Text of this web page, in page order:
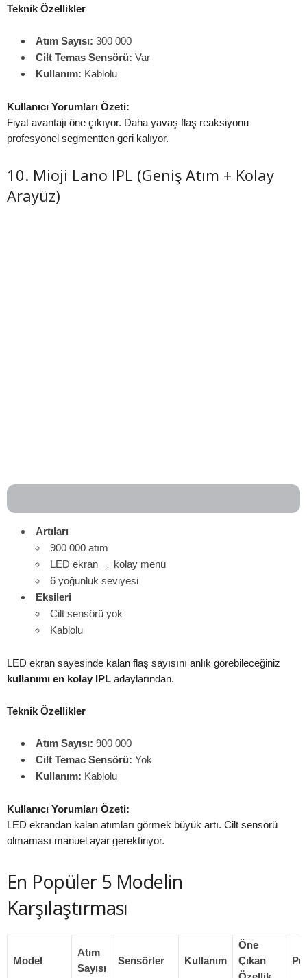
Teknik Özellikler
Atım Sayısı: 300 000
Cilt Temas Sensörü: Var
Kullanım: Kablolu
Kullanıcı Yorumları Özeti:
Fiyat avantajı öne çıkıyor. Daha yavaş flaş reaksiyonu
profesyonel segmentten geri kalıyor.
10. Mioji Lano IPL (Geniş Atım + Kolay
Arayüz)
Artıları
900 000 atım
LED ekran → kolay menü
6 yoğunluk seviyesi
Eksileri
Cilt sensörü yok
Kablolu
LED ekran sayesinde kalan flaş sayısını anlık görebileceğiniz
kullanımı en kolay IPL adaylarından.
Teknik Özellikler
Atım Sayısı: 900 000
Cilt Temас Sensörü: Yok
Kullanım: Kablolu
Kullanıcı Yorumları Özeti:
LED ekrandan kalan atımları görmek büyük artı. Cilt sensörü
olmaması manuel ayar gerektiriyor.
En Popüler 5 Modelin
Karşılaştırması
Model
Atım
Sayısı
Sensörler Kullanım
Öne
Çıkan